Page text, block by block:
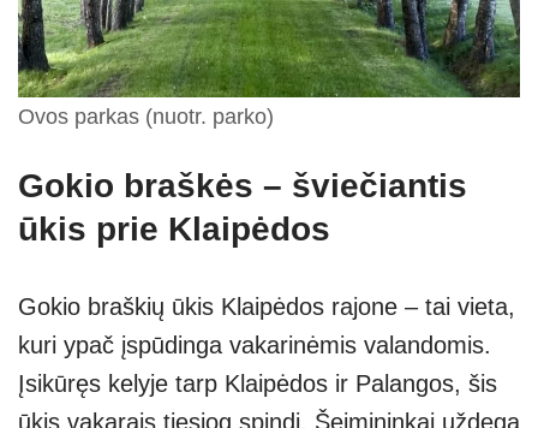
Ovos parkas (nuotr. parko)
Gokio braškės – šviečiantis
ūkis prie Klaipėdos
Gokio braškių ūkis Klaipėdos rajone – tai vieta,
kuri ypač įspūdinga vakarinėmis valandomis.
Įsikūręs kelyje tarp Klaipėdos ir Palangos, šis
ūkis vakarais tiesiog spindi. Šeimininkai uždega